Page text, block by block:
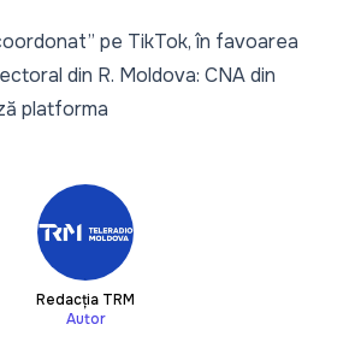
pe TikTok, în favoarea
din R. Moldova: CNA din
platforma
Redacția TRM
Autor